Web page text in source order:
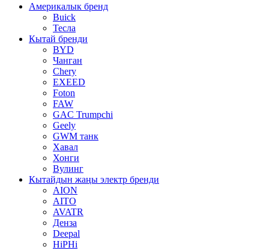
Америкалык бренд
Buick
Тесла
Кытай бренди
BYD
Чанган
Chery
EXEED
Foton
FAW
GAC Trumpchi
Geely
GWM танк
Хавал
Хонги
Вулинг
Кытайдын жаңы электр бренди
AION
AITO
AVATR
Денза
Deepal
HiPHi